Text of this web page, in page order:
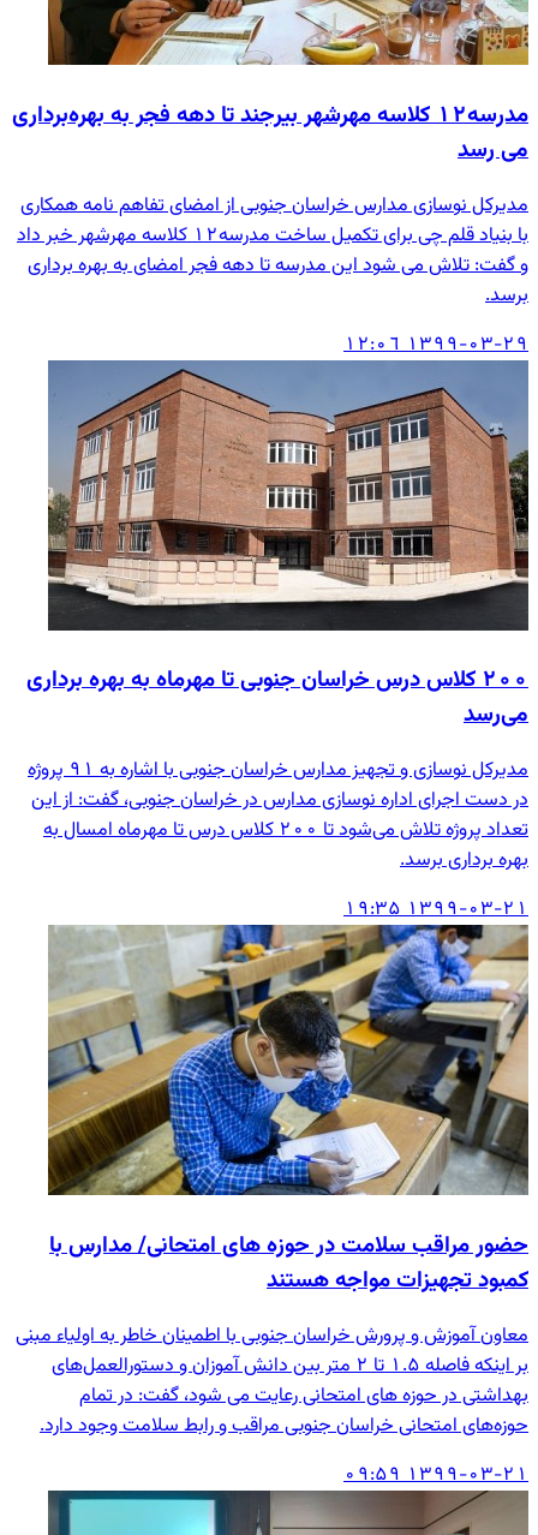
مدرسه۱۲ کلاسه مهرشهر بیرجند تا دهه فجر به بهره‌برداری
می‌‍ رسد
مدیرکل نوسازی مدارس خراسان جنوبی از امضای تفاهم نامه همکاری
با بنیاد قلم چی برای تکمیل ساخت مدرسه۱۲ کلاسه مهرشهر خبر داد
و گفت: تلاش می شود این مدرسه تا دهه فجر امضای به بهره برداری
برسد.
۱۳۹۹-۰۳-۲۹ ۱۲:۰٦
۲۰۰ کلاس درس خراسان جنوبی تا مهرماه به بهره برداری
می‌رسد
مدیرکل نوسازی و تجهیز مدارس خراسان جنوبی با اشاره به ۹۱ پروژه
در دست اجرای اداره نوسازی مدارس در خراسان جنوبی،‌ گفت: از این
تعداد پروژه تلاش می‌شود تا ۲۰۰ کلاس درس تا مهرماه امسال به
بهره برداری برسد.
۱۳۹۹-۰۳-۲۱ ۱۹:۳۵
حضور مراقب سلامت در حوزه های امتحانی/ مدارس با
کمبود تجهیزات مواجه هستند
معاون آموزش و پرورش خراسان جنوبی با اطمینان خاطر به اولیاء مبنی
بر اینکه فاصله ۱.۵ تا ۲ متر بین دانش آموزان و دستورالعمل‌های
بهداشتی در حوزه های امتحانی رعایت می شود، گفت: در تمام
حوزه‌های امتحانی خراسان جنوبی مراقب و رابط سلامت وجود دارد.
۱۳۹۹-۰۳-۲۱ ۰۹:۵۹